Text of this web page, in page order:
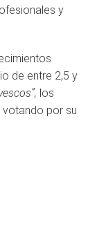
y
de entre 2,5 y
los
por su